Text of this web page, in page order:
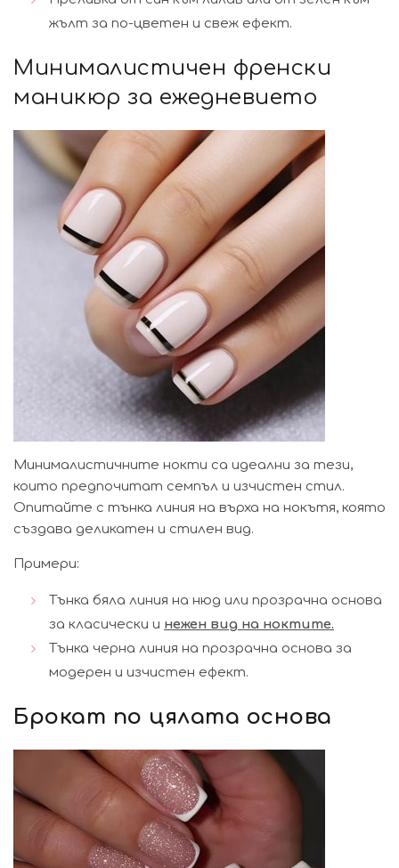
жълт за по-цветен и свеж ефект.
Минималистичен френски
маникюр за ежедневието
Минималистичните нокти са идеални за тези,
които предпочитат семпъл и изчистен стил.
Опитайте с тънка линия на върха на нокътя, която
създава деликатен и стилен вид.
Примери:
Тънка бяла линия на нюд или прозрачна основа
за класически и нежен вид на ноктите.
Тънка черна линия на прозрачна основа за
модерен и изчистен ефект.
Брокат по цялата основа